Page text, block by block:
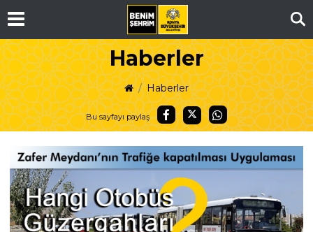
Haberler
Haberler
Bu sayfayı paylaş